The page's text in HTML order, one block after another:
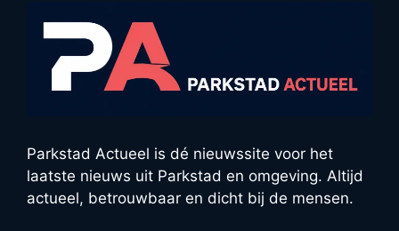
Parkstad Actueel is dé nieuwssite voor het
laatste nieuws uit Parkstad en omgeving. Altijd
actueel, betrouwbaar en dicht bij de mensen.